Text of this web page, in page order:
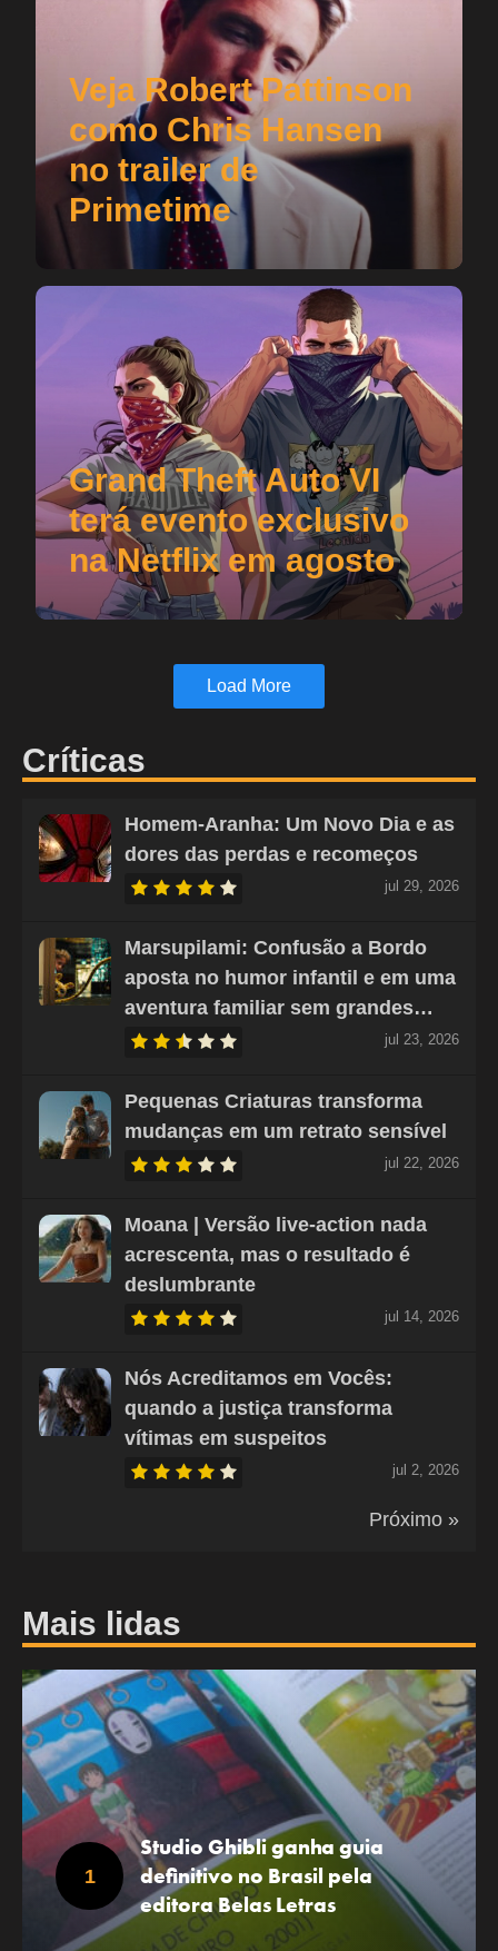
Veja Robert Pattinson
como Chris Hansen
no trailer de
Primetime
Grand Theft Auto VI
terá evento exclusivo
na Netflix em agosto
Load More
Críticas
Homem-Aranha: Um Novo Dia e as
dores das perdas e recomeços
jul 29, 2026
Marsupilami: Confusão a Bordo
aposta no humor infantil e em uma
aventura familiar sem grandes…
jul 23, 2026
Pequenas Criaturas transforma
mudanças em um retrato sensível
jul 22, 2026
Moana | Versão live-action nada
acrescenta, mas o resultado é
deslumbrante
jul 14, 2026
Nós Acreditamos em Vocês:
quando a justiça transforma
vítimas em suspeitos
jul 2, 2026
Próximo »
Mais lidas
Studio Ghibli ganha guia
definitivo no Brasil pela
editora Belas Letras